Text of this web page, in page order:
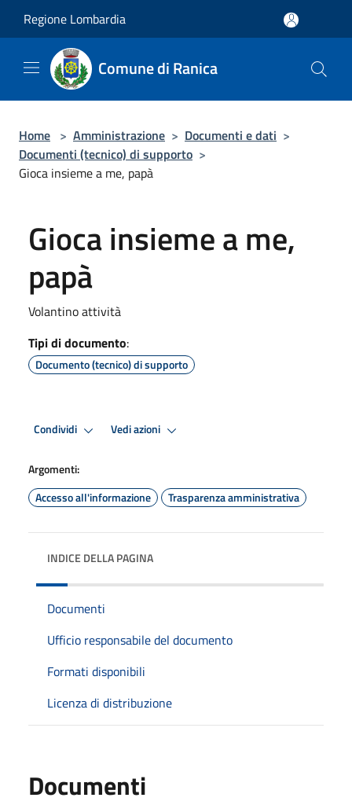
Regione Lombardia
Comune di Ranica
Home > Amministrazione > Documenti e dati >
Documenti (tecnico) di supporto >
Gioca insieme a me, papà
Gioca insieme a me,
papà
Volantino attività
Tipi di documento:
Documento (tecnico) di supporto
Condividi Vedi azioni
Argomenti:
Accesso all'informazione
Trasparenza amministrativa
INDICE DELLA PAGINA
Documenti
Ufficio responsabile del documento
Formati disponibili
Licenza di distribuzione
Documenti